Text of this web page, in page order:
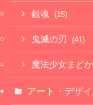
銀魂 (15)
鬼滅の刃 (41)
魔法少女まど
アート・デザ